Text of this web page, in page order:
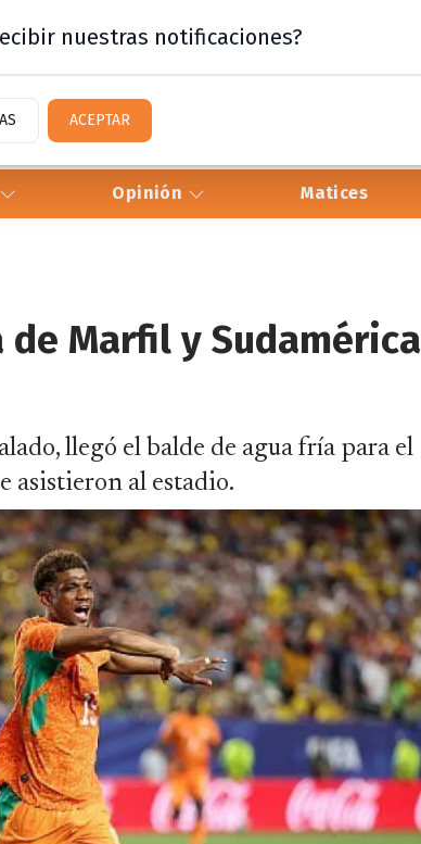
Opinión Matices
Marfil y Sudamérica
llegó el balde de agua fría para el
asistieron al estadio.
nuestras notificaciones?
ACEPTAR